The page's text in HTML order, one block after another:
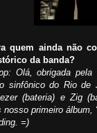
quem ainda não
da banda?
Olá, obrigada
sinfônico do Rio
(bateria) e Zig
nosso primeiro álbum,
=)